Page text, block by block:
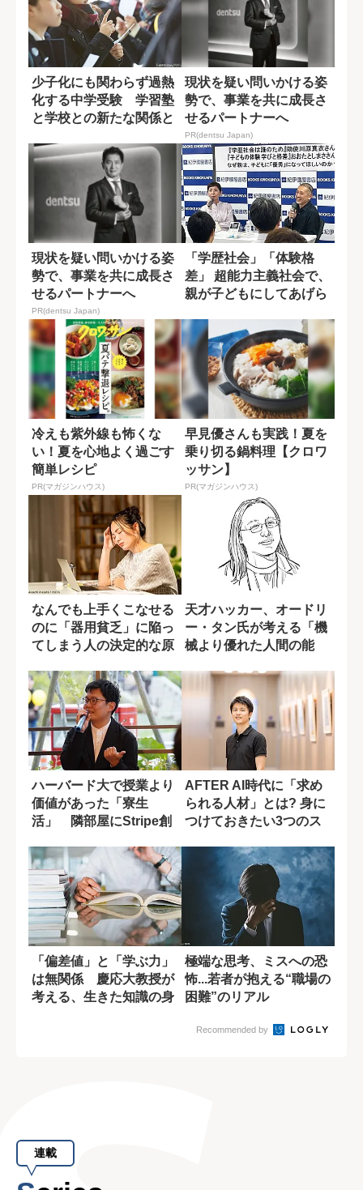
少子化にも関わらず過熱
化する中学受験 学習塾
と学校との新たな関係と
現状を疑い問いかける姿
勢で、事業を共に成長さ
せるパートナーへ
PR(dentsu Japan)
現状を疑い問いかける姿
勢で、事業を共に成長さ
せるパートナーへ
PR(dentsu Japan)
「学歴社会」「体験格
差」 超能力主義社会で、
親が子どもにしてあげら
冷えも紫外線も怖くな
い！夏を心地よく過ごす
簡単レシピ
PR(マガジンハウス)
早見優さんも実践！夏を
乗り切る鍋料理【クロワ
ッサン】
PR(マガジンハウス)
なんでも上手くこなせる
のに「器用貧乏」に陥っ
てしまう人の決定的な原
天才ハッカー、オードリ
ー・タン氏が考える「機
械より優れた人間の能
ハーバード大で授業より
価値があった「寮生
活」 隣部屋にStripe創
AFTER AI時代に「求め
られる人材」とは? 身に
つけておきたい3つのス
「偏差値」と「学ぶ力」
は無関係 慶応大教授が
考える、生きた知識の身
極端な思考、ミスへの恐
怖...若者が抱える“職場の
困難”のリアル
Recommended by
連載